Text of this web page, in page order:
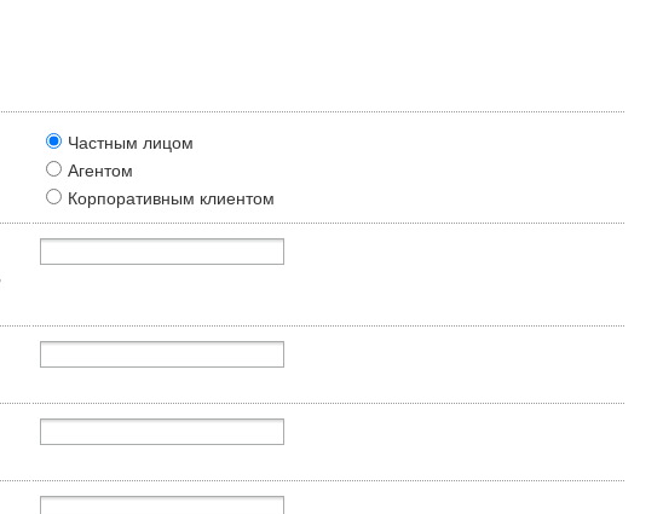
Частным лицом
Агентом
Корпоративным клиентом